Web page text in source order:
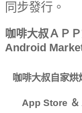
同步發行。
咖啡大叔ＡＰ
Android
咖啡大叔自家
App Store ＆